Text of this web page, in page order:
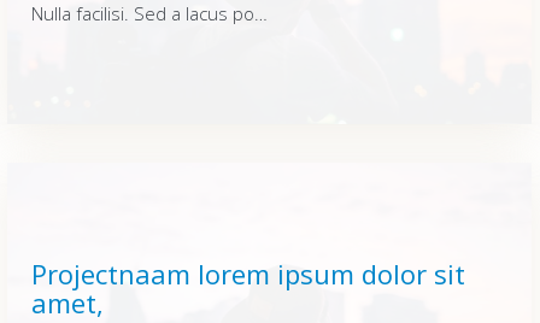
Nulla facilisi. Sed a lacus posuere, varius lacus id, fermentum urna. Quisque vitae dui enim. Integer sit amet elementum nunc, at rutrum nisi. Nulla facilisi. Sed a lacus posuere, varius lacus id, fermentum urna. Quisque vitae dui enim. Integer sit amet elementum nunc, at rutrum nisi. Nulla facilisi. Sed a lacus posuere, varius lacus id, fermentum urna. Quisque vitae dui enim. Integer sit amet elementum nunc, at rutrum nisi.
Projectnaam lorem ipsum dolor sit
amet,